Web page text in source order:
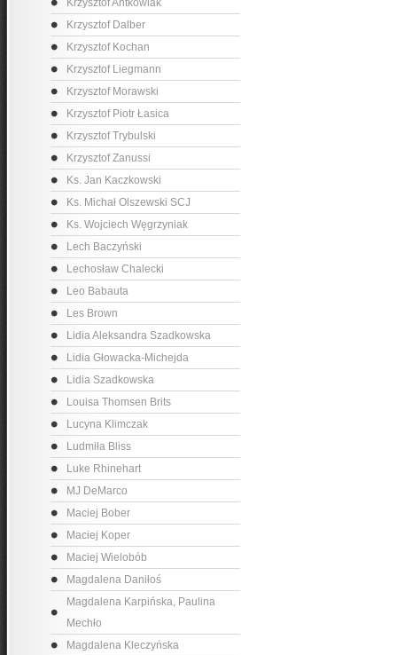
Krzysztof Antkowiak
Krzysztof Dalber
Krzysztof Kochan
Krzysztof Liegmann
Krzysztof Morawski
Krzysztof Piotr Łasica
Krzysztof Trybulski
Krzysztof Zanussi
Ks. Jan Kaczkowski
Ks. Michał Olszewski SCJ
Ks. Wojciech Węgrzyniak
Lech Baczyński
Lechosław Chalecki
Leo Babauta
Les Brown
Lidia Aleksandra Szadkowska
Lidia Głowacka-Michejda
Lidia Szadkowska
Louisa Thomsen Brits
Lucyna Klimczak
Ludmiła Bliss
Luke Rhinehart
MJ DeMarco
Maciej Bober
Maciej Koper
Maciej Wielobób
Magdalena Daniłoś
Magdalena Karpińska, Paulina
Mechło
Magdalena Kleczyńska